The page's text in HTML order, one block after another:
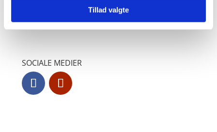
Tillad valgte
SOCIALE MEDIER